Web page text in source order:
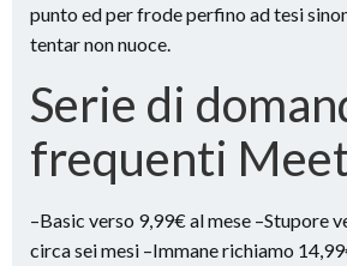
punto ed per frode perfino ad tesi
tentar non nuoce.
Serie di
frequenti
–Basic verso 9,99€ al mese –Stupore
circa sei mesi –Immane richiamo